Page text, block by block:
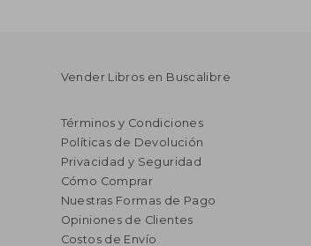
Vender Libros en Buscalibre
Términos y Condiciones
Políticas de Devolución
Privacidad y Seguridad
Cómo Comprar
Nuestras Formas de Pago
Opiniones de Clientes
Costos de Envío